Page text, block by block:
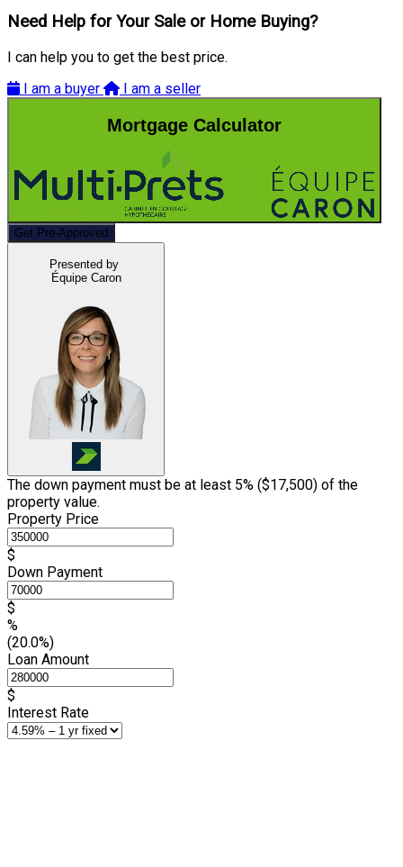
Need Help for Your Sale or Home Buying?
I can help you to get the best price.
I am a buyer
I am a seller
Mortgage Calculator
Get Pre-Approved
Presented by
Équipe Caron
The down payment must be at least 5% ($17,500) of the
property value.
Property Price
$
Down Payment
$
%
(20.0%)
Loan Amount
$
Interest Rate